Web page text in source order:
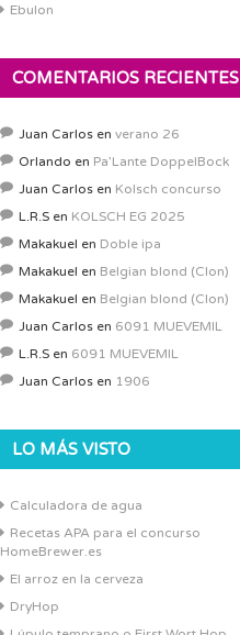
Ebulon
COMENTARIOS RECIENTES
Juan Carlos en verano 26
Orlando en Pa’Lante DoppelBock
Juan Carlos en Kolsch concurso
L.R.S en KOLSCH EG 2025
Makakuel en Doble ipa
Makakuel en Belgian blond (Clon)
Makakuel en Belgian blond (Clon)
Juan Carlos en 6091 MUEVEMIL
L.R.S en 6091 MUEVEMIL
Juan Carlos en 1906
LO MÁS VISTO
Calculadora de agua
Recetas APA para el concurso
HomeBrewer.es
El arroz en la cerveza
DryHop